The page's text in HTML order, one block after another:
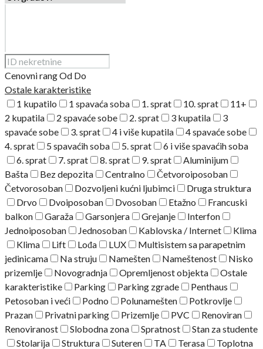
Cenovni rangOd Do
Ostale karakteristike
1 kupatilo
1 spavaća soba 1. sprat 10. sprat
11+
2 kupatila
2 spavaće sobe 2. sprat 3 kupatila
3
spavaće sobe
3. sprat 4 i više kupatila
4 spavaće sobe
4. sprat
5 spavaćih soba 5. sprat
6 i više spavaćih soba
6. sprat
7. sprat 8. sprat 9. sprat
Aluminijum
Bašta
Bez depozita Centralno
Četvoroiposoban
Četvorosoban
Dozvoljeni kućni ljubimci
Druga struktura
Drvo
Dvoiposoban Dvosoban Etažno
Francuski
balkon
Garaža Garsonjera Grejanje
Interfon
Jednoiposoban
Jednosoban Kablovska / Internet
Klima
Klima
Lift Lođa LUX
Multisistem sa parapetnim
jedinicama
Na struju Namešten Nameštenost
Nisko
prizemlje
Novogradnja Opremljenost objekta
Ostale
karakteristike
Parking Parking zgrade
Penthaus
Petosoban i veći
Podno Polunamešten
Potkrovlje
Prazan
Privatni parking Prizemlje PVC
Renoviran
Renoviranost
Slobodna zona Spratnost
Stan za studente
Stolarija
Struktura Suteren TA Terasa
Toplotna